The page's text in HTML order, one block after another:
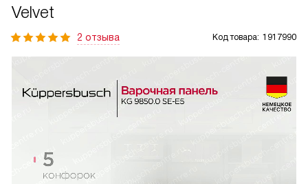
Velvet
2 отзыва Код товара: 1917990